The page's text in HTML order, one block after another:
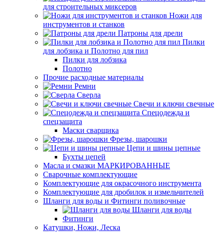
для строительных миксеров
Ножи для
инструментов и станков
Патроны для дрели
Пилки
для лобзика и Полотно для пил
Пилки для лобзика
Полотно
Прочие расходные материалы
Ремни
Сверла
Свечи и ключи свечные
Спецодежда и
спецзащита
Маски сварщика
Фрезы, шарошки
Цепи и шины цепные
Бухты цепей
Масла и смазки МАРКИРОВАННЫЕ
Сварочные комплектующие
Комплектующие для окрасочного инструмента
Комплектующие для дробилок и измельчителей
Шланги для воды и Фитинги поливочные
Шланги для воды
Фитинги
Катушки, Ножи, Леска